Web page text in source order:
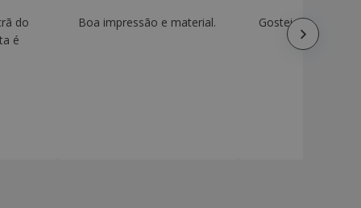
do
é
Boa impressão e material. Gostei muito,